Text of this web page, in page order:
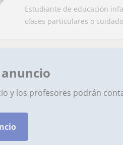
Estudiante de educación
clases particulares o
y los profesores podrán